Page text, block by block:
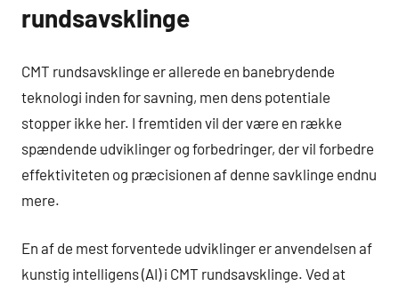
rundsavsklinge
CMT rundsavsklinge er allerede en banebrydende
teknologi inden for savning, men dens potentiale
stopper ikke her. I fremtiden vil der være en række
spændende udviklinger og forbedringer, der vil forbedre
effektiviteten og præcisionen af denne savklinge endnu
mere.
En af de mest forventede udviklinger er anvendelsen af
kunstig intelligens (AI) i CMT rundsavsklinge. Ved at